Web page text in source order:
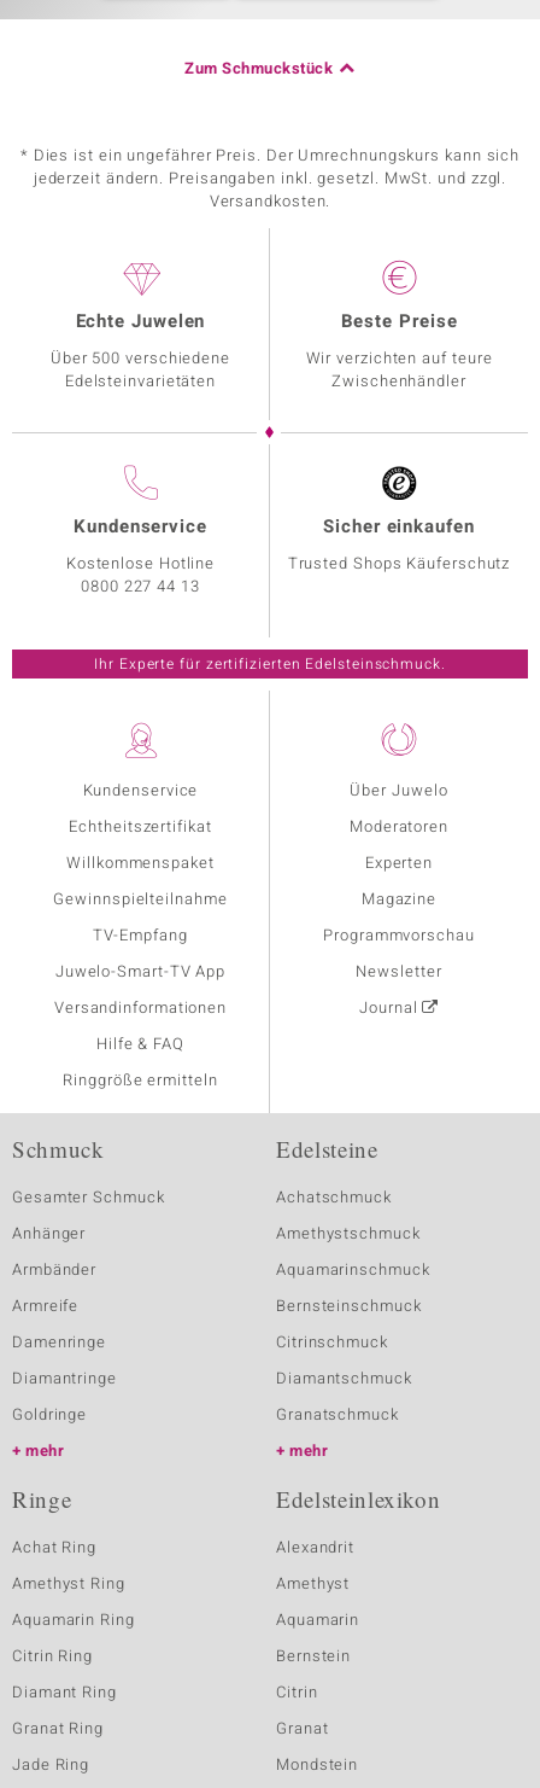
Zum Schmuckstück
* Dies ist ein ungefährer Preis. Der Umrechnungskurs kann sich
jederzeit ändern. Preisangaben inkl. gesetzl. MwSt. und zzgl.
Versandkosten.
Kundenservice
Echtheitszertifikat
Willkommenspaket
Gewinnspielteilnahme
TV-Empfang
Juwelo-Smart-TV App
Versandinformationen
Hilfe & FAQ
Ringgröße ermitteln
Über Juwelo
Moderatoren
Experten
Magazine
Programmvorschau
Newsletter
Journal
Echte Juwelen
Über 500 verschiedene
Edelsteinvarietäten
Beste Preise
Wir verzichten auf teure
Zwischenhändler
Kundenservice
Kostenlose Hotline
0800 227 44 13
Sicher einkaufen
Trusted Shops Käuferschutz
Ihr Experte für zertifizierten Edelsteinschmuck.
Schmuck
Gesamter Schmuck
Anhänger
Armbänder
Armreife
Damenringe
Diamantringe
Goldringe
mehr
Edelsteine
Achatschmuck
Amethystschmuck
Aquamarinschmuck
Bernsteinschmuck
Citrinschmuck
Diamantschmuck
Granatschmuck
mehr
Ringe
Achat Ring
Amethyst Ring
Aquamarin Ring
Citrin Ring
Diamant Ring
Granat Ring
Jade Ring
Edelsteinlexikon
Alexandrit
Amethyst
Aquamarin
Bernstein
Citrin
Granat
Mondstein